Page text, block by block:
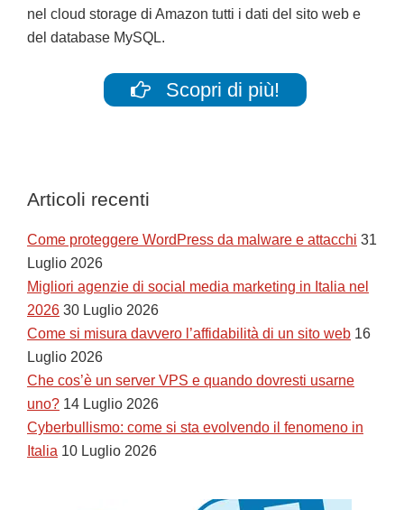
nel cloud storage di Amazon tutti i dati del sito web e
del database MySQL.
Scopri di più!
Articoli recenti
Come proteggere WordPress da malware e attacchi 31
Luglio 2026
Migliori agenzie di social media marketing in Italia nel
2026 30 Luglio 2026
Come si misura davvero l’affidabilità di un sito web 16
Luglio 2026
Che cos’è un server VPS e quando dovresti usarne
uno? 14 Luglio 2026
Cyberbullismo: come si sta evolvendo il fenomeno in
Italia 10 Luglio 2026